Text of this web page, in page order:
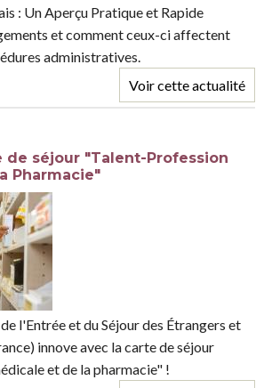
: Un Aperçu Pratique et Rapide
et comment ceux-ci affectent
administratives.
Voir cette actualité
de séjour "Talent-Profession
Pharmacie"
innove avec la carte de séjour
et de la pharmacie" !